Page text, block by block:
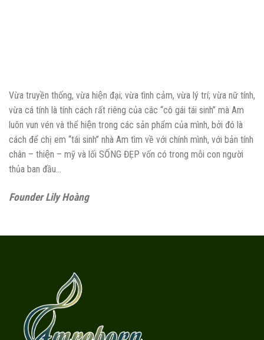
Vừa truyền thống, vừa hiện đại; vừa tình cảm, vừa lý trí; vừa nữ tính,
vừa cá tính là tính cách rất riêng của các “cô gái tái sinh” mà Am
luôn vun vén và thể hiện trong các sản phẩm của mình, bởi đó là
cách để chị em “tái sinh” nhà Am tìm về với chính mình, với bản tính
chân – thiện – mỹ và lối SỐNG ĐẸP vốn có trong mỗi con người
thủa ban đầu…
Founder Lily Hoàng